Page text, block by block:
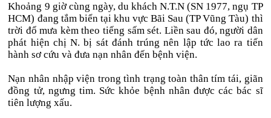
Khoảng 9 giờ cùng ngày, du khách N.T.N (SN 1977, ngụ TP
HCM) đang tắm biển tại khu vực Bãi Sau (TP Vũng Tàu) thì
trời đổ mưa kèm theo tiếng sấm sét. Liền sau đó, người dân
phát hiện chị N. bị sát đánh trúng nên lập tức lao ra tiến
hành sơ cứu và đưa nạn nhân đến bệnh viện.
Nạn nhân nhập viện trong tình trạng toàn thân tím tái, giãn
đồng tử, ngưng tim. Sức khỏe bệnh nhân được các bác sĩ
tiên lượng xấu.